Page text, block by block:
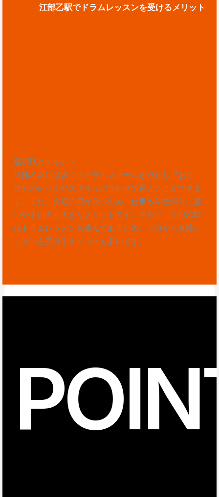
江部乙駅でドラムレッスンを受けるメリット
選択肢とチャンス
江部乙駅には多くのドラムスクールが点在しており、
自分のレベルやスタイルに合わせて選ぶことができま
す。また、交通の便が良いため、仕事や学校帰りに通
いやすいのも大きなメリットです。さらに、江部乙駅
はドラムレッスンも盛んであるため、プロから直接レ
ッスンを受けるチャンスも多いです。